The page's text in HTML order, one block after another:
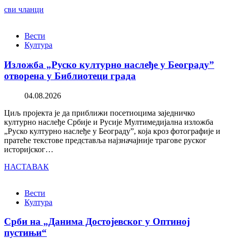
сви чланци
Вести
Култура
Изложба „Руско културно наслеђе у Београду”
отворена у Библиотеци града
04.08.2026
Циљ пројекта је да приближи посетиоцима заједничко
културно наслеђе Србије и Русије Мултимедијална изложба
„Руско културно наслеђе у Београду”, која кроз фотографије и
пратеће текстове представља најзначајније трагове руског
историјског…
НАСТАВАК
Вести
Култура
Срби на „Данима Достојевског у Оптиној
пустињи“